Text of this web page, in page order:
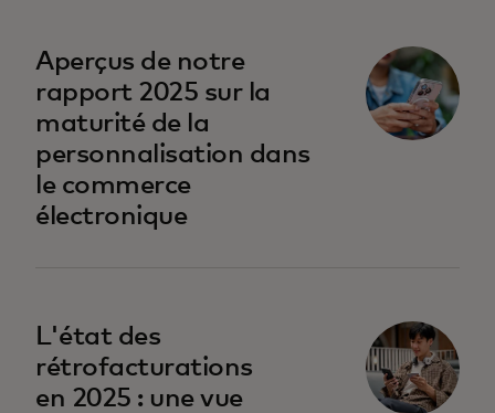
Aperçus de notre
rapport 2025 sur la
maturité de la
personnalisation dans
le commerce
électronique
s’ouvre dans un nouvel onglet
L'état des
rétrofacturations
en 2025 : une vue
s’ouvre dans un nouvel onglet